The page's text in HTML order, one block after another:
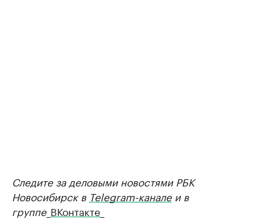
Следите за деловыми новостями РБК
Новосибирск в Telegram-каналеи в
группе_ ВКонтакте